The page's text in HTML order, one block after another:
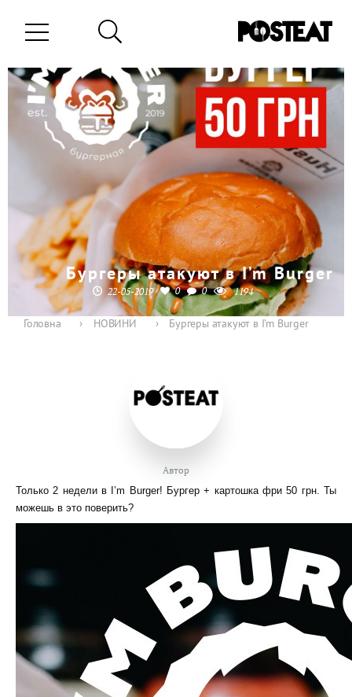
Бургеры атакуют в I’m Burger
22-05-2019 0 0 1194
Головна › НОВИНИ › Бургеры атакуют в I’m Burger
Автор
Только 2 недели в I’m Burger! Бургер + картошка фри 50 грн. Ты
можешь в это поверить?